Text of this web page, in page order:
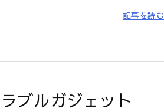
記事を読む
ブルガジェット